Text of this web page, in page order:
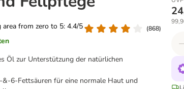
from zero to 5: 4.4/5
(868)
Öl zur Unterstützung der natürlichen
6-Fettsäuren für eine normale Haut und